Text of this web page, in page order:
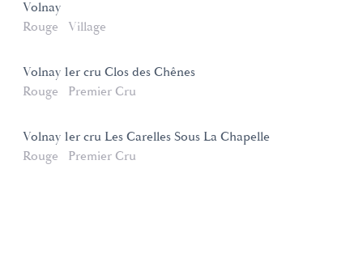
Volnay
Rouge
Village
Volnay 1er cru Clos des Chênes
Rouge
Premier Cru
Volnay 1er cru Les Carelles Sous La Chapelle
Rouge
Premier Cru